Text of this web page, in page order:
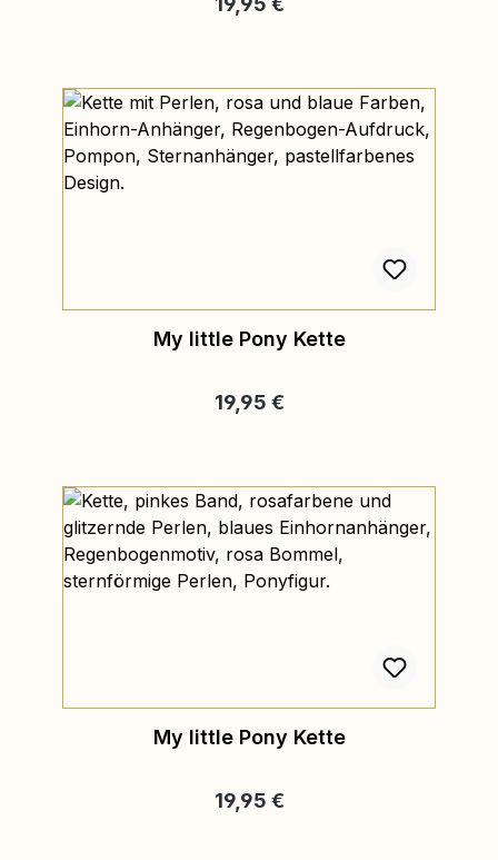
My little Pony Kette
Regulärer Preis:
19,95 €
My little Pony Kette
Regulärer Preis:
19,95 €